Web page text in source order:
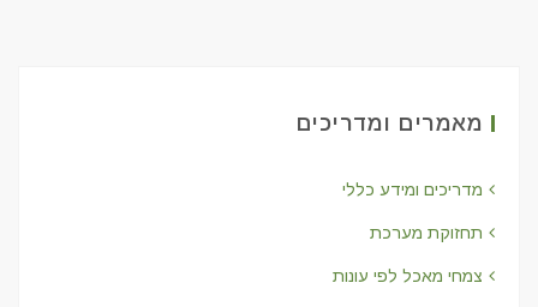
מאמרים ומדריכים
מדריכים ומידע כללי
תחזוקת מערכת
צמחי מאכל לפי עונות